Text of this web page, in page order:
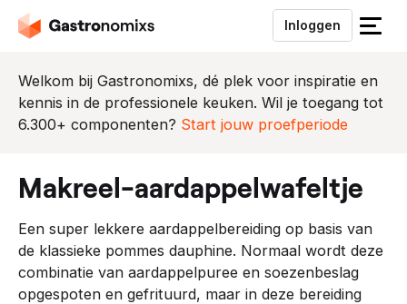
Inloggen
S
u
i
t
e
n
u
Welkom bij Gastronomixs, dé plek voor inspiratie en
kennis in de professionele keuken. Wil je toegang tot
6.300+ componenten? Start jouw proefperiode
makreel-aardappelwafeltje
Een super lekkere aardappelbereiding op basis van
de klassieke pommes dauphine. Normaal wordt deze
combinatie van aardappelpuree en soezenbeslag
opgespoten en gefrituurd, maar in deze bereiding